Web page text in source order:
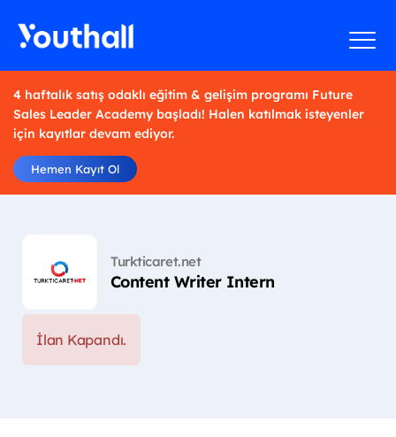
4 haftalık satış odaklı eğitim & gelişim programı Future
Sales Leader Academy başladı! Halen katılmak isteyenler
için kayıtlar devam ediyor.
Hemen Kayıt Ol
Turkticaret.net
Content Writer Intern
İlan Kapandı.